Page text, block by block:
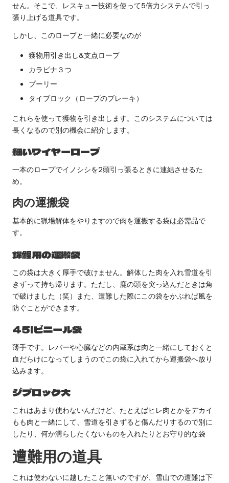
せん。そこで、レスキュー技術を使って5倍力システムで引っ
張り上げる道具です。
しかし、このロープと一緒に必要なのが
獲物用引き出し&支点ロープ
カラビナ３つ
プーリー
タイブロック（ロープのブレーキ）
これらを使って獲物を引き出します。このシステムについては
長くなるので別の機会に紹介します。
細いワイヤーロープ
一本のロープでイノシシを2頭引っ張るときに連結させるた
め。
肉の運搬袋
基本的に猟場解体をやりますので肉を運搬する袋は必需品で
す。
錦鯉用の運搬袋
この袋は大きく厚手で破けません。解体した肉を入れ雪道を引
きずって持ち帰ります。ただし、鹿の頭を突っ込んだときは角
で破けました（笑）また、遭難した際にこの袋をかぶれば風を
防ぐことができます。
45lビニール袋
薄手です。レバーや心臓などの内蔵系は肉と一緒にしておくと
血だらけになってしまうのでこの袋に入れてから運搬袋へ放り
込みます。
ジプロック大
これはあまり使わないんだけど、たとえばヒレ肉とかをデカイ
もも肉と一緒にして、雪道を引きずると傷んだりするので別に
したり、何か濡らしたくないものを入れたりとお守り的な袋
遭難用の道具
これは使わないに越したこと無いのですが、雪山での遭難は下